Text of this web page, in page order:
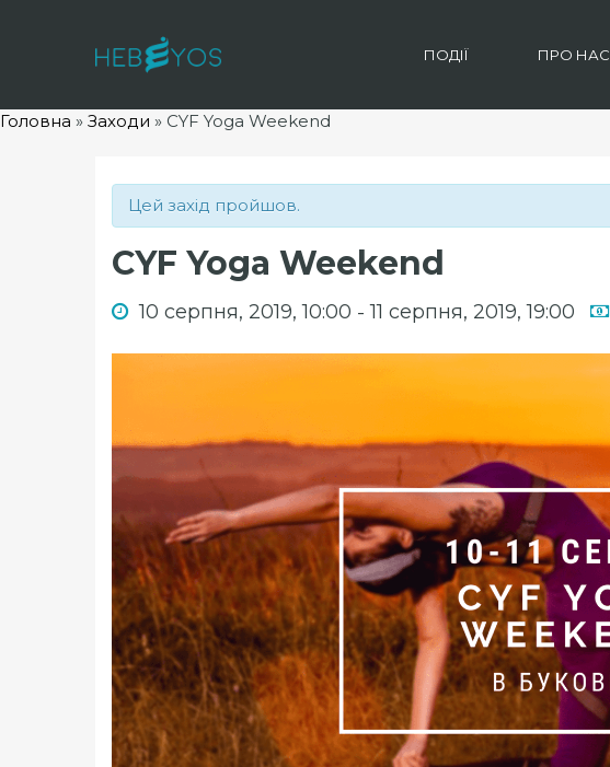
ПОДІЇ ПРО НАС
Головна » Заходи » CYF Yoga Weekend
Цей захід пройшов.
CYF Yoga Weekend
10 серпня, 2019, 10:00 -11 серпня, 2019, 19:00